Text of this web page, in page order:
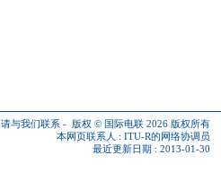
请与我们联系 - 版权 © 国际电联 2026 版权所有
本网页联系人 : ITU-R的网络协调员
最近更新日期 : 2013-01-30